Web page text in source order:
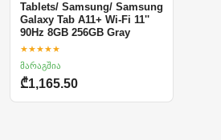
Tablets/ Samsung/ Samsung
Galaxy Tab A11+ Wi-Fi 11''
90Hz 8GB 256GB Gray
★★★★★
მარაგშია
₾1,165.50